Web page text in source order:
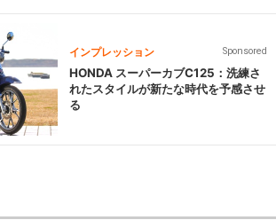
インプレッション Sponsored
HONDA スーパーカブC125：洗練さ
れたスタイルが新たな時代を予感させ
る